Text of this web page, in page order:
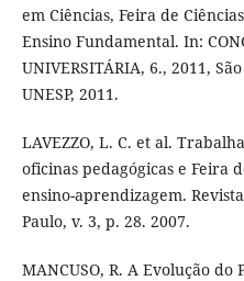
em Ciências, Feira de
Ensino Fundamental. In:
UNIVERSITÁRIA, 6., 2011,
UNESP, 2011.
LAVEZZO, L. C. et al.
oficinas pedagógicas e Feira
ensino-aprendizagem.
Paulo, v. 3, p. 28. 2007.
MANCUSO, R. A Evolução